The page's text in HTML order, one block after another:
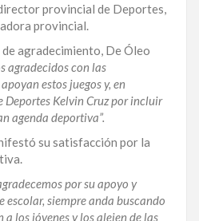
provincial de Deportes,
provincial.
agradecimiento, De Óleo
agradecidos con las
estos juegos y, en
Deportes Kelvin Cruz por incluir
agenda deportiva”.
su satisfacción por la
por su apoyo y
escolar, siempre anda buscando
los jóvenes y los alejen de las